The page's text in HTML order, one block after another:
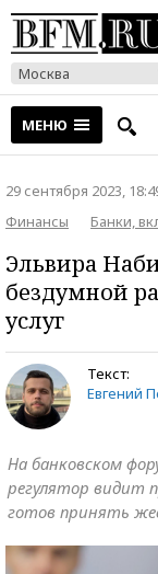
Москва
МЕНЮ
29 сентября 2023,
Финансы
Банки,
Эльвира
бездумной
услуг
Текст:
Евгений
На банковском
регулятор видит
готов принять